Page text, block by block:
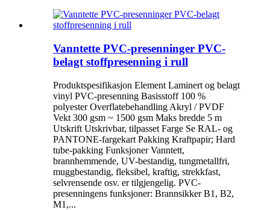
Vanntette PVC-presenninger PVC-
belagt stoffpresenning i rull
Produktspesifikasjon Element Laminert og belagt
vinyl PVC-presenning Basisstoff 100 %
polyester Overflatebehandling Akryl / PVDF
Vekt 300 gsm ~ 1500 gsm Maks bredde 5 m
Utskrift Utskrivbar, tilpasset Farge Se RAL- og
PANTONE-fargekart Pakking Kraftpapir; Hard
tube-pakking Funksjoner Vanntett,
brannhemmende, UV-bestandig, tungmetallfri,
muggbestandig, fleksibel, kraftig, strekkfast,
selvrensende osv. er tilgjengelig. PVC-
presenningens funksjoner: Brannsikker B1, B2,
M1,...